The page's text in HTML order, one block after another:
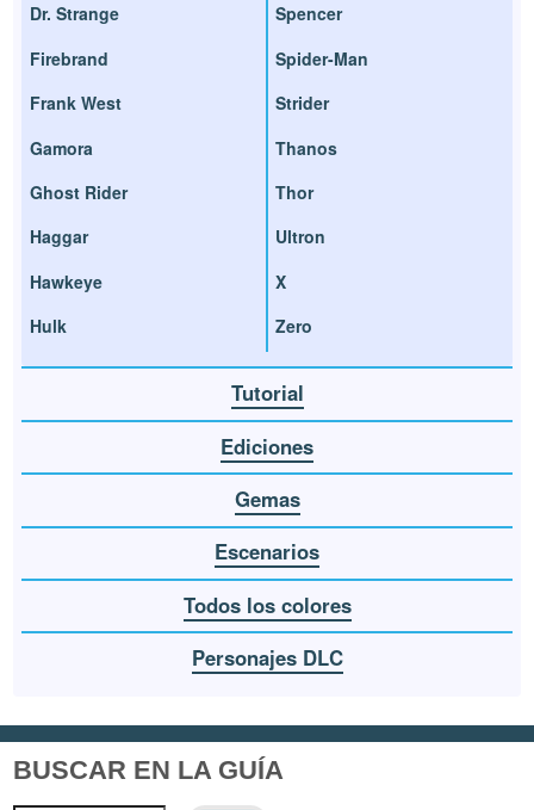
Dr. Strange
Firebrand
Frank West
Gamora
Ghost Rider
Haggar
Hawkeye
Hulk
Spencer
Spider-Man
Strider
Thanos
Thor
Ultron
X
Zero
Tutorial
Ediciones
Gemas
Escenarios
Todos los colores
Personajes DLC
BUSCAR EN LA GUÍA